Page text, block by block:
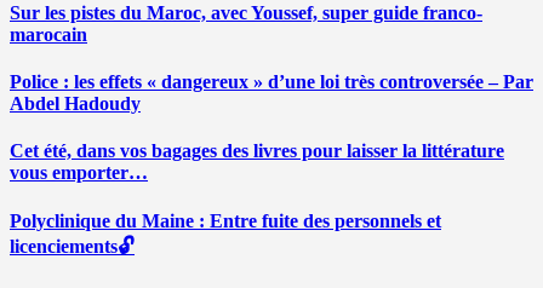
Sur les pistes du Maroc, avec Youssef, super guide franco-
marocain
Police : les effets « dangereux » d’une loi très controversée – Par
Abdel Hadoudy
Cet été, dans vos bagages des livres pour laisser la littérature
vous emporter…
Polyclinique du Maine : Entre fuite des personnels et
licenciements🔓